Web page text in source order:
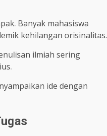
Banyak mahasiswa
kehilangan orisinalitas.
ilmiah sering
ide dengan